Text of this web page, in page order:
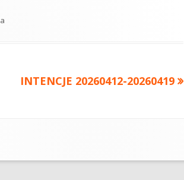
Następny
INTENCJE 20260412-20260419